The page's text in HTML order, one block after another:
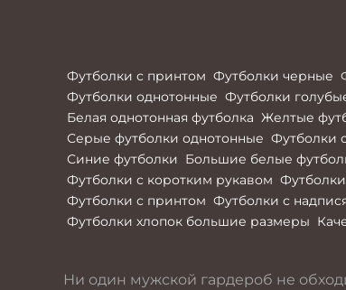
Футболки с принтом Футболки черные
Футболки однотонные Футболки
Белая однотонная футболка Желтые
Серые футболки однотонные Футболки
Синие футболки Большие белые
Футболки с коротким рукавом
Футболки с принтом Футболки с
Футболки хлопок большие размеры
Ни один мужской гардероб не